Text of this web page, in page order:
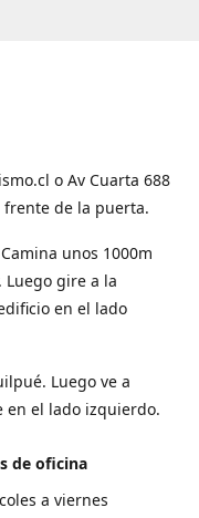
o Av Cuarta 688
frente de la puerta.
unos 1000m
Luego gire a la
en el lado
Luego ve a
en el lado izquierdo.
de oficina
a viernes